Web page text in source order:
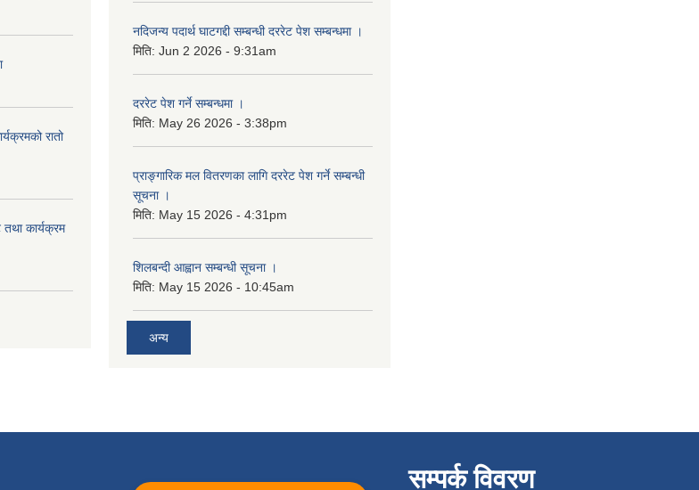
रातो
कार्यक्रम
नदिजन्य पदार्थ घाटगद्दी सम्बन्धी दररेट पेश सम्बन्धमा ।
मिति: Jun 2 2026 - 9:31am
दररेट पेश गर्ने सम्बन्धमा ।
मिति: May 26 2026 - 3:38pm
प्राङ्गारिक मल वितरणका लागि दररेट पेश गर्ने सम्बन्धी
सूचना ।
मिति: May 15 2026 - 4:31pm
शिलबन्दी आह्वान सम्बन्धी सूचना ।
मिति: May 15 2026 - 10:45am
अन्य
सम्पर्क विवरण